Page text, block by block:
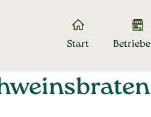
Start Betriebe